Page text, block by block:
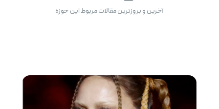
آخرین و بروزترین مقالات مربوط این حوزه